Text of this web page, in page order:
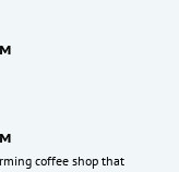
coffee shop that